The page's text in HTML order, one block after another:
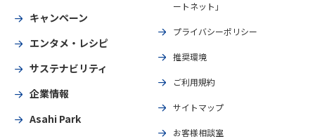
キャンペーン
エンタメ・レシピ
サステナビリティ
企業情報
Asahi Park
ートネット」
プライバシーポリシー
推奨環境
ご利用規約
サイトマップ
お客様相談室